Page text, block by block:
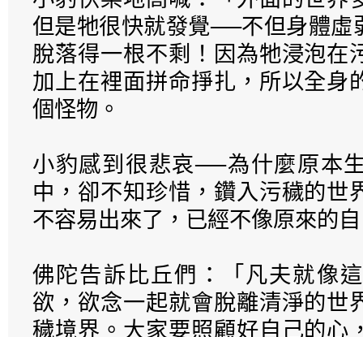
但是牠很快就發覺──不但身體虛
脫落得一根不剩！因為牠浸泡在
加上在裡面拼命掙扎，所以全身
個怪物。
小豹感到很悲哀──為什麼原本
中，卻不知珍惜，鑽入污穢的世
不容易出來了，已經不像原來的
佛陀告訴比丘們：「凡夫就像
欲，欲念一起就會脫離清淨的世
穢境界。大家要照顧好自己的心